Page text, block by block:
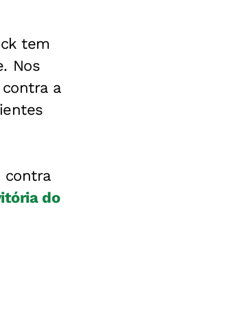
tem
Nos
a
contra
do